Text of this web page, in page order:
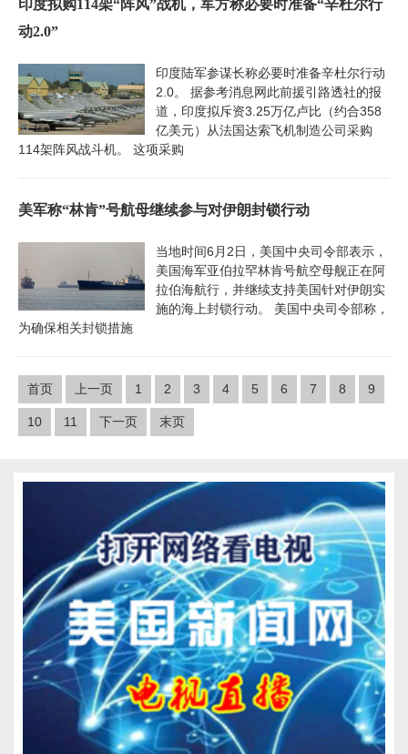
印度拟购114架“阵风”战机，军方称必要时准备“辛杜尔行
动2.0”
印度陆军参谋长称必要时准备辛杜尔行动
2.0。 据参考消息网此前援引路透社的报
道，印度拟斥资3.25万亿卢比（约合358
亿美元）从法国达索飞机制造公司采购
114架阵风战斗机。 这项采购
美军称“林肯”号航母继续参与对伊朗封锁行动
当地时间6月2日，美国中央司令部表示，
美国海军亚伯拉罕林肯号航空母舰正在阿
拉伯海航行，并继续支持美国针对伊朗实
施的海上封锁行动。 美国中央司令部称，
为确保相关封锁措施
首页 上一页 1 2 3 4 5 6 7 8 9
10 11 下一页 末页